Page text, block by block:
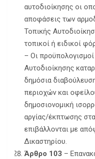
αυτοδιοίκησης οι
αποφάσεις των
Τοπικής
τοπικοί ή ειδικοί
– Οι
Αυτοδιοίκησης
δημόσια
περιοχών και
δημοσιονομική
αργίας/έκπτωσης
επιβάλλονται με
Δικαστηρίου.
Άρθρο 103 –